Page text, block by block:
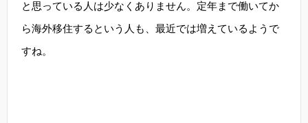
と思っている人は少なくありません。定年まで働いてか
ら海外移住するという人も、最近では増えているようで
すね。